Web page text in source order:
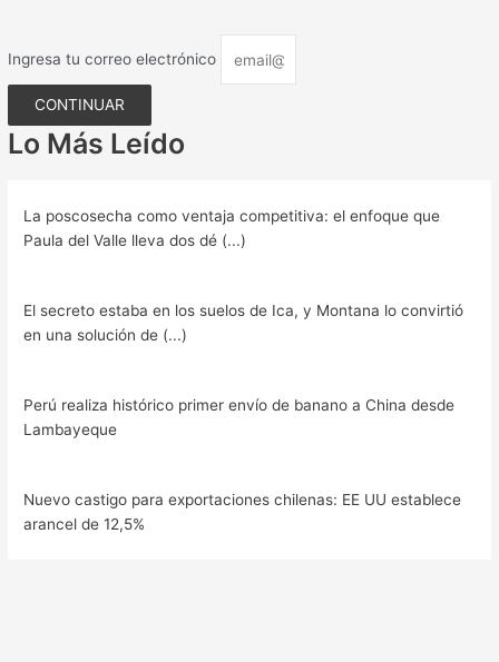
Ingresa tu correo electrónico
CONTINUAR
Lo Más Leído
La poscosecha como ventaja competitiva: el enfoque que
Paula del Valle lleva dos dé (...)
El secreto estaba en los suelos de Ica, y Montana lo convirtió
en una solución de (...)
Perú realiza histórico primer envío de banano a China desde
Lambayeque
Nuevo castigo para exportaciones chilenas: EE UU establece
arancel de 12,5%